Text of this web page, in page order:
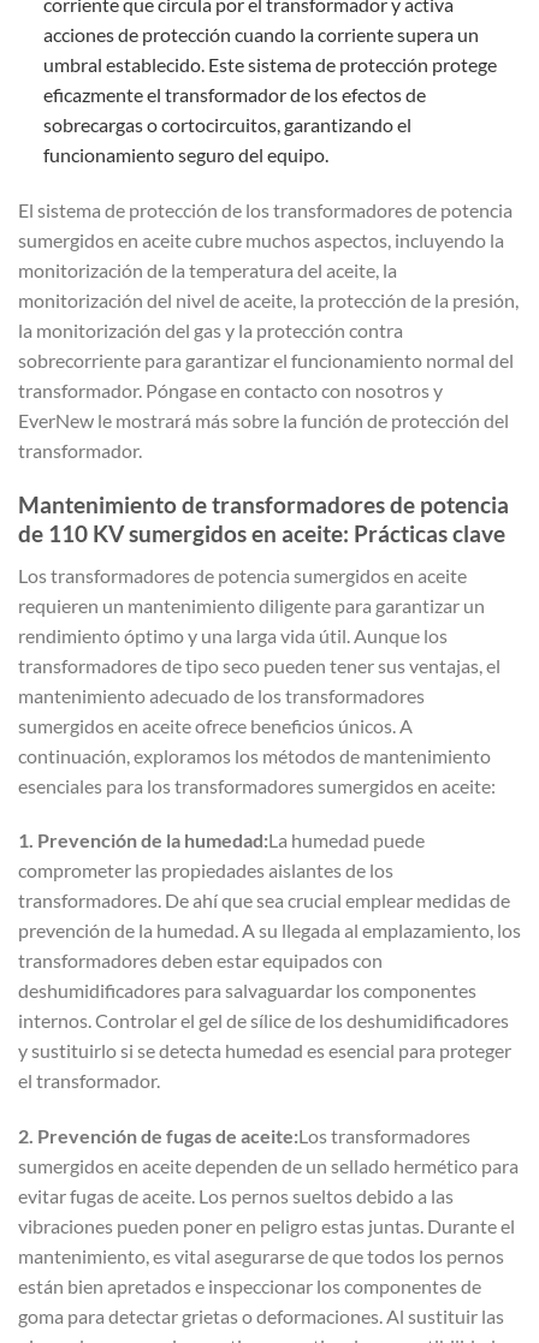
corriente que circula por el transformador y activa
acciones de protección cuando la corriente supera un
umbral establecido. Este sistema de protección protege
eficazmente el transformador de los efectos de
sobrecargas o cortocircuitos, garantizando el
funcionamiento seguro del equipo.
El sistema de protección de los transformadores de potencia
sumergidos en aceite cubre muchos aspectos, incluyendo la
monitorización de la temperatura del aceite, la
monitorización del nivel de aceite, la protección de la presión,
la monitorización del gas y la protección contra
sobrecorriente para garantizar el funcionamiento normal del
transformador. Póngase en contacto con nosotros y
EverNew le mostrará más sobre la función de protección del
transformador.
Mantenimiento de transformadores de potencia
de 110 KV sumergidos en aceite: Prácticas clave
Los transformadores de potencia sumergidos en aceite
requieren un mantenimiento diligente para garantizar un
rendimiento óptimo y una larga vida útil. Aunque los
transformadores de tipo seco pueden tener sus ventajas, el
mantenimiento adecuado de los transformadores
sumergidos en aceite ofrece beneficios únicos. A
continuación, exploramos los métodos de mantenimiento
esenciales para los transformadores sumergidos en aceite:
1. Prevención de la humedad:La humedad puede
comprometer las propiedades aislantes de los
transformadores. De ahí que sea crucial emplear medidas de
prevención de la humedad. A su llegada al emplazamiento, los
transformadores deben estar equipados con
deshumidificadores para salvaguardar los componentes
internos. Controlar el gel de sílice de los deshumidificadores
y sustituirlo si se detecta humedad es esencial para proteger
el transformador.
2. Prevención de fugas de aceite:Los transformadores
sumergidos en aceite dependen de un sellado hermético para
evitar fugas de aceite. Los pernos sueltos debido a las
vibraciones pueden poner en peligro estas juntas. Durante el
mantenimiento, es vital asegurarse de que todos los pernos
están bien apretados e inspeccionar los componentes de
goma para detectar grietas o deformaciones. Al sustituir las